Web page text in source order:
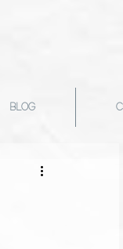
BLOG